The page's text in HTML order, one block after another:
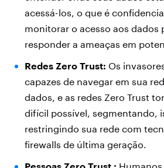
acessá-los, o que é
monitorar o acesso aos dados
responder a ameaças em
Redes Zero Trust: Os
capazes de navegar em sua
dados, e as redes Zero Trust
difícil possível, segmentando,
restringindo sua rede com
firewalls de última geração.
Pessoas Zero Trust : Humanos